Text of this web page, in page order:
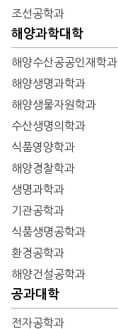
조선공학과
해양과학대학
해양수산공공인재학과
해양생명과학과
해양생물자원학과
수산생명의학과
식품영양학과
해양경찰학과
생명과학과
기관공학과
식품생명공학과
환경공학과
해양건설공학과
공과대학
전자공학과